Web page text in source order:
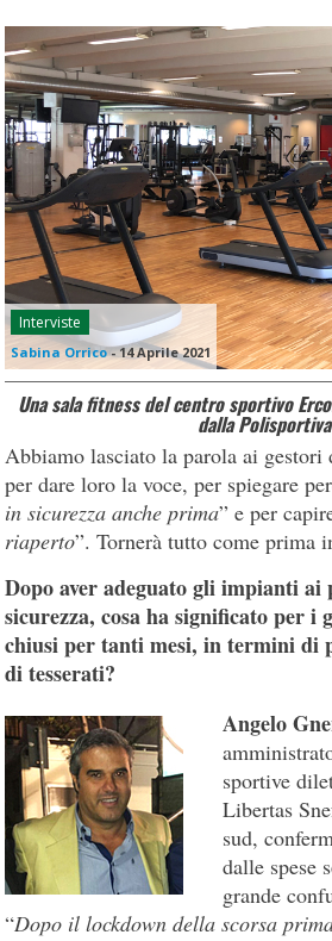
Interviste
Sabina Orrico-14 Aprile 2021
Una sala fitness del centro sportivo
dalla
Abbiamo lasciato la parola ai
per dare loro la voce, per spiegare
in sicurezza anche prima” e per
riaperto”. Tornerà tutto come prima
Dopo aver adeguato gli impianti
sicurezza, cosa ha significato per i
chiusi per tanti mesi, in termini di
di tesserati?
Angelo
sportive
Libertas
sud,
dalle spese
grande
“Dopo il lockdown della scorsa